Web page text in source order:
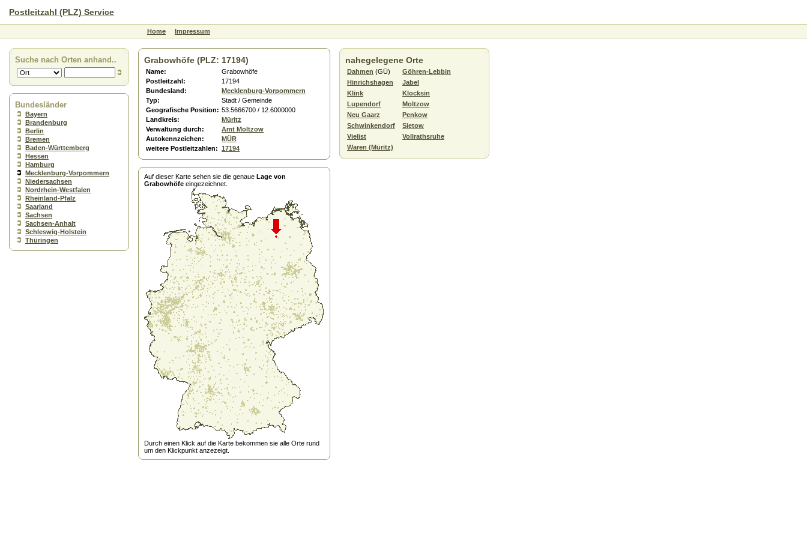
Postleitzahl (PLZ) Service
Home Impressum
Suche nach Orten anhand..
Bundesländer
Bayern
Brandenburg
Berlin
Bremen
Baden-Württemberg
Hessen
Hamburg
Mecklenburg-Vorpommern
Niedersachsen
Nordrhein-Westfalen
Rheinland-Pfalz
Saarland
Sachsen
Sachsen-Anhalt
Schleswig-Holstein
Thüringen
Grabowhöfe (PLZ: 17194)
Name:
Grabowhöfe
Postleitzahl:
17194
Bundesland:
Mecklenburg-Vorpommern
Typ:
Stadt / Gemeinde
Geografische Position: 53.5666700 / 12.6000000
Landkreis:
Müritz
Verwaltung durch:
Amt Moltzow
Autokennzeichen:
MÜR
weitere Postleitzahlen: 17194
Auf dieser Karte sehen sie die genaue Lage von
Grabowhöfe eingezeichnet.
Durch einen Klick auf die Karte bekommen sie alle Orte rund
um den Klickpunkt anzezeigt.
nahegelegene Orte
Dahmen (GÜ)
Göhren-Lebbin
Hinrichshagen
Jabel
Klink
Klocksin
Lupendorf
Moltzow
Neu Gaarz
Penkow
Schwinkendorf
Sietow
Vielist
Vollrathsruhe
Waren (Müritz)